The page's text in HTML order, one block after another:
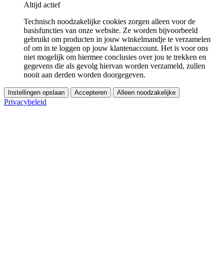
Altijd actief
Technisch noodzakelijke cookies zorgen alleen voor de
basisfuncties van onze website. Ze worden bijvoorbeeld
gebruikt om producten in jouw winkelmandje te verzamelen
of om in te loggen op jouw klantenaccount. Het is voor ons
niet mogelijk om hiermee conclusies over jou te trekken en
gegevens die als gevolg hiervan worden verzameld, zullen
nooit aan derden worden doorgegeven.
Instellingen opslaan Accepteren Alleen noodzakelijke
Privacybeleid